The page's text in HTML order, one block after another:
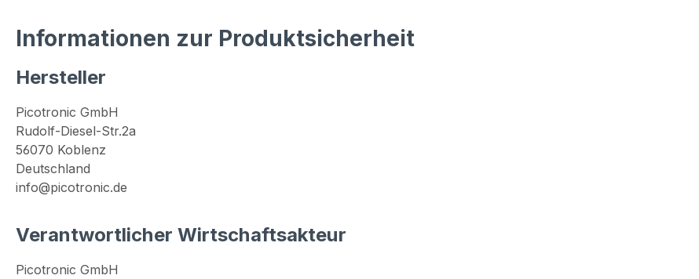
Informationen zur Produktsicherheit
Hersteller
Picotronic GmbH
Rudolf-Diesel-Str.2a
56070 Koblenz
Deutschland
info@picotronic.de
Verantwortlicher Wirtschaftsakteur
Picotronic GmbH